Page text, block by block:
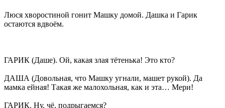
Люся хворостиной гонит Машку домой. Дашка и Гарик
остаются вдвоём.
ГАРИК (Даше). Ой, какая злая тётенька! Это кто?
ДАША (Довольная, что Машку угнали, машет рукой). Да
мамка ейная! Такая же малохольная, как и эта… Мери!
ГАРИК. Ну, чё, подрыгаемся?